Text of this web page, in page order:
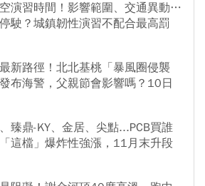
演習時間！影響範圍、交通異動…
駛？城鎮韌性演習不配合最高罰
新路徑！北北基桃「暴風圈侵襲
布海警，父親節會影響嗎？10日
臻鼎-KY、金居、尖點...PCB買誰
這檔」爆炸性強漲，11月末升段